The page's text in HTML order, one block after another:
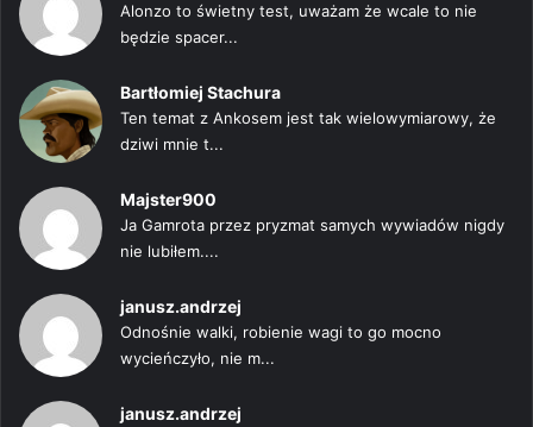
Alonzo to świetny test, uważam że wcale to nie
będzie spacer...
Bartłomiej Stachura
Ten temat z Ankosem jest tak wielowymiarowy, że
dziwi mnie t...
Majster900
Ja Gamrota przez pryzmat samych wywiadów nigdy
nie lubiłem....
janusz.andrzej
Odnośnie walki, robienie wagi to go mocno
wycieńczyło, nie m...
janusz.andrzej